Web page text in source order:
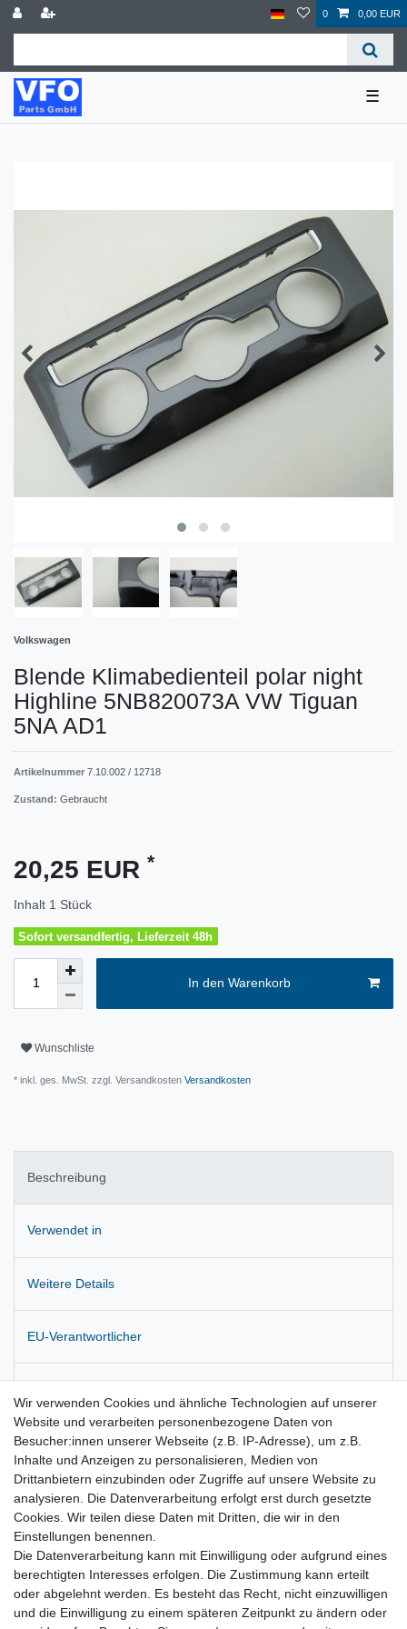
0 0,00 EUR
☰
Volkswagen
Blende Klimabedienteil polar night
Highline 5NB820073A VW Tiguan
5NA AD1
Artikelnummer 7.10.002 / 12718
Zustand: Gebraucht
20,25 EUR *
Inhalt 1 Stück
Sofort versandfertig, Lieferzeit 48h
In den Warenkorb
Wunschliste
* inkl. ges. MwSt. zzgl. Versandkosten Versandkosten
Beschreibung
Verwendet in
Weitere Details
EU-Verantwortlicher
Zustandsbeschreibung: Nahezu neuwertig, vereinzelt kleine kaum
sichtbare Kratzer
Originalteil !
Wir verwenden Cookies und ähnliche Technologien auf unserer
Website und verarbeiten personenbezogene Daten von
Besucher:innen unserer Webseite (z.B. IP-Adresse), um z.B.
Inhalte und Anzeigen zu personalisieren, Medien von
Drittanbietern einzubinden oder Zugriffe auf unsere Website zu
analysieren. Die Datenverarbeitung erfolgt erst durch gesetzte
Cookies. Wir teilen diese Daten mit Dritten, die wir in den
Einstellungen benennen.
Die Datenverarbeitung kann mit Einwilligung oder aufgrund eines
berechtigten Interesses erfolgen. Die Zustimmung kann erteilt
oder abgelehnt werden. Es besteht das Recht, nicht einzuwilligen
und die Einwilligung zu einem späteren Zeitpunkt zu ändern oder